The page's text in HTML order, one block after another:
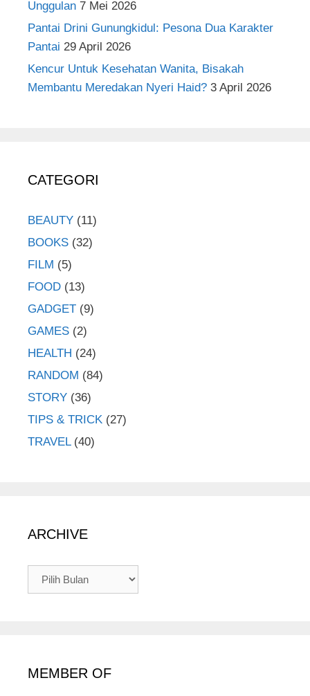
Unggulan 7 Mei 2026
Pantai Drini Gunungkidul: Pesona Dua Karakter
Pantai 29 April 2026
Kencur Untuk Kesehatan Wanita, Bisakah
Membantu Meredakan Nyeri Haid? 3 April 2026
CATEGORI
BEAUTY (11)
BOOKS (32)
FILM (5)
FOOD (13)
GADGET (9)
GAMES (2)
HEALTH (24)
RANDOM (84)
STORY (36)
TIPS & TRICK (27)
TRAVEL(40)
ARCHIVE
ARCHIVE
MEMBER OF